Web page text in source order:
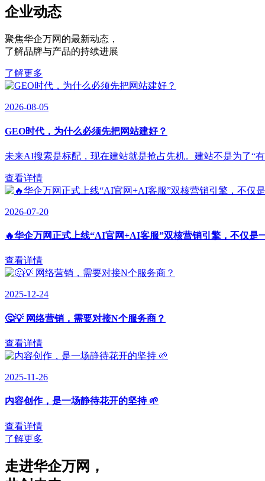
企业动态
聚焦华企万网的最新动态 ，
了解品牌与产品的持续进展
了解更多
2026-08-05
GEO时代，为什么必须先把网站建好？
未来AI搜索是标配，现在建站就是抢占先机。建站不是为了“
查看详情
2026-07-20
🔥华企万网正式上线“AI官网+AI客服”双核营销引擎，不仅是
查看详情
2025-12-24
🤔💡 网络营销，需要对接N个服务商？
查看详情
2025-11-26
内容创作，是一场静待花开的坚持 🌱
查看详情
了解更多
走进华企万网 ，